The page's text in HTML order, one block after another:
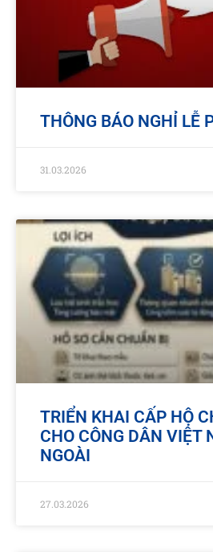
THÔNG BÁO NGHỈ LỄ
31.03.2026
TRIỂN KHAI CẤP HỘ
CHO CÔNG DÂN VIỆT
NGOÀI
27.03.2026